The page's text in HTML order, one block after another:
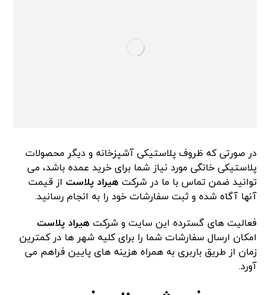
در صورتی که ظروف پلاستیکی آشپزخانه و دیگر محصولات
پلاستیکی خانگی مورد نیاز شما برای خرید عمده باشد، می
توانید ضمن تماس با ما در شرکت هیراد پلاست از قیمت
آنها آگاه شده و ثبت سفارشات خود را به انجام رسانید.
فعالیت های گسترده این سایت و شرکت هیراد پلاست
امکان ارسال سفارشات شما را برای کلیه شهر ها در کمترین
زمان از طریق باربری به همراه هزینه های پایین فراهم می
آورد.